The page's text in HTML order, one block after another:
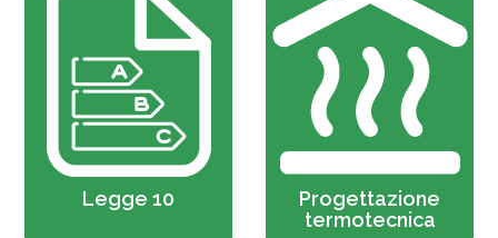
Legge 10
Progettazione
termotecnica